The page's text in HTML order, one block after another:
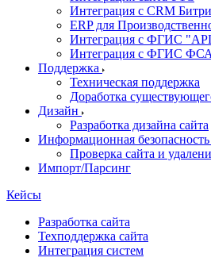
Интеграция с CRM
ERP для
Интеграция с ФГИС
Интеграция с ФГИС ФСА
Поддержка
Техническая поддержка
Доработка
Дизайн
Разработка дизайна сайта
Информационная безопасность
Проверка сайта и
Импорт/Парсинг
Кейсы
Разработка сайта
Техподдержка сайта
Интеграция систем